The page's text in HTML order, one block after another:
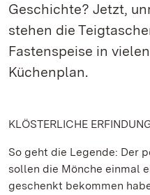
Geschichte? Jetzt,
stehen die
Fastenspeise in
Küchenplan.
KLÖSTERLICHE
So geht die Legende: Der
sollen die Mönche einmal
geschenkt bekommen